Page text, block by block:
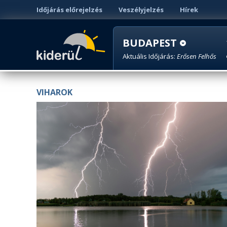
Időjárás előrejelzés Veszélyjelzés Hírek
BUDAPEST
Aktuális Időjárás: Erősen Felhős
VIHAROK